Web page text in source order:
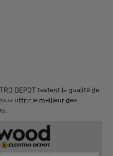
DEPOT testent la qualité de
offrir le meilleur des
.